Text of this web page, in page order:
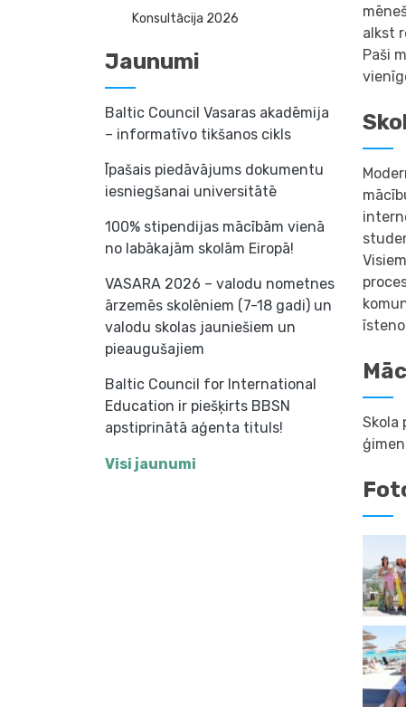
Konsultācija 2026
Jaunumi
Baltic Council Vasaras akadēmija
– informatīvo tikšanos cikls
Īpašais piedāvājums dokumentu
iesniegšanai universitātē
100% stipendijas mācībām vienā
no labākajām skolām Eiropā!
VASARA 2026 – valodu nometnes
ārzemēs skolēniem (7-18 gadi) un
valodu skolas jauniešiem un
pieaugušajiem
Baltic Council for International
Education ir piešķirts BBSN
apstiprinātā aģenta tituls!
Visi jaunumi
alkst
Paši
Skola